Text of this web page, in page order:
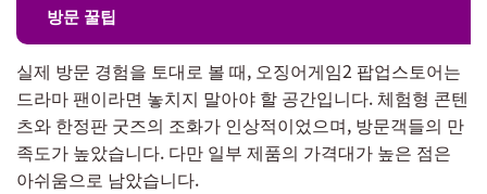
방문 꿀팁
실제 방문 경험을 토대로 볼 때, 오징어게임2 팝업스토어는
드라마 팬이라면 놓치지 말아야 할 공간입니다. 체험형 콘텐
츠와 한정판 굿즈의 조화가 인상적이었으며, 방문객들의 만
족도가 높았습니다. 다만 일부 제품의 가격대가 높은 점은
아쉬움으로 남았습니다.